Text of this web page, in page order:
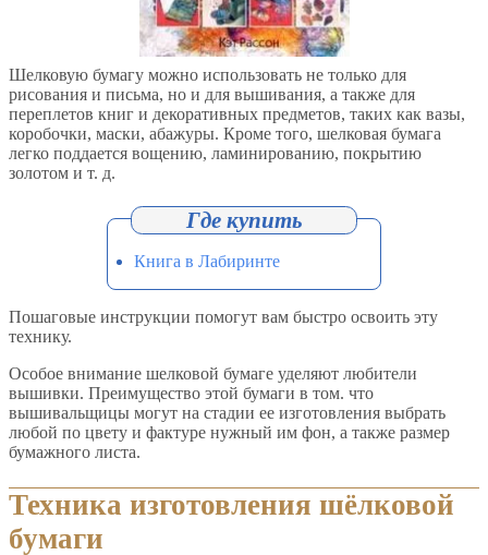
Шелковую бумагу можно использовать не только для
рисования и письма, но и для вышивания, а также для
переплетов книг и декоративных предметов, таких как вазы,
коробочки, маски, абажуры. Кроме того, шелковая бумага
легко поддается вощению, ламинированию, покрытию
золотом и т. д.
Книга в Лабиринте
Пошаговые инструкции помогут вам быстро освоить эту
технику.
Особое внимание шелковой бумаге уделяют любители
вышивки. Преимущество этой бумаги в том. что
вышивальщицы могут на стадии ее изготовления выбрать
любой по цвету и фактуре нужный им фон, а также размер
бумажного листа.
Техника изготовления шёлковой
бумаги